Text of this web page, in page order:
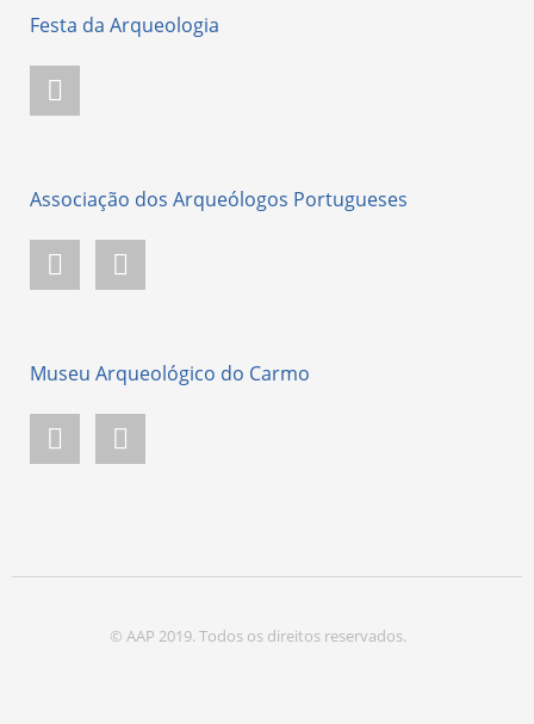
Festa da Arqueologia
Associação dos Arqueólogos Portugueses
Museu Arqueológico do Carmo
© AAP 2019. Todos os direitos reservados.